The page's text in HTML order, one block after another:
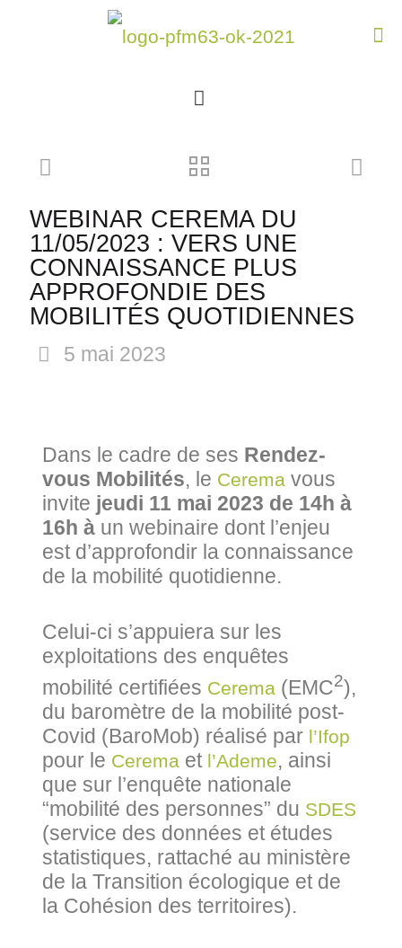
WEBINAR CEREMA DU
11/05/2023 : VERS UNE
CONNAISSANCE PLUS
APPROFONDIE DES
MOBILITÉS QUOTIDIENNES
5 mai 2023
Dans le cadre de ses Rendez-
vous Mobilités, le Ceremavous
invite jeudi 11 mai 2023 de 14h à
16h àun webinaire dont l’enjeu
est d’approfondir la connaissance
de la mobilité quotidienne.
Celui-ci s’appuiera sur les
exploitations des enquêtes
mobilité certifiées Cerema(EMC2),
du baromètre de la mobilité post-
Covid (BaroMob) réalisé par l’Ifop
pour le Ceremaet l’Ademe, ainsi
que sur l’enquête nationale
“mobilité des personnes” du SDES
(service des données et études
statistiques, rattaché au ministère
de la Transition écologique et de
la Cohésion des territoires).